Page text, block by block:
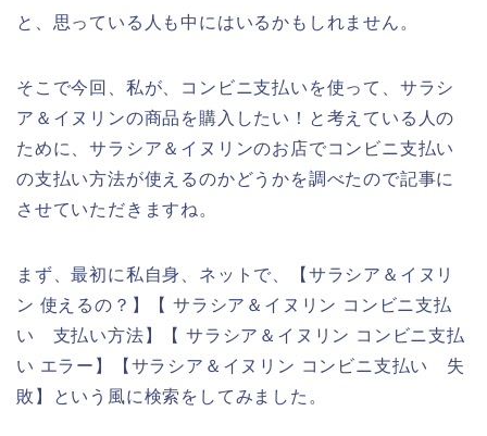
と、思っている人も中にはいるかもしれません。
そこで今回、私が、コンビニ支払いを使って、サラシ
ア＆イヌリンの商品を購入したい！と考えている人の
ために、サラシア＆イヌリンのお店でコンビニ支払い
の支払い方法が使えるのかどうかを調べたので記事に
させていただきますね。
まず、最初に私自身、ネットで、【サラシア＆イヌリ
ン 使えるの？】【 サラシア＆イヌリン コンビニ支払
い 支払い方法】【 サラシア＆イヌリン コンビニ支払
い エラー】【サラシア＆イヌリン コンビニ支払い 失
敗】という風に検索をしてみました。